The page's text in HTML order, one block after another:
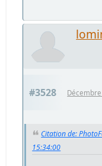
#3528
Citation de:
15:34:00